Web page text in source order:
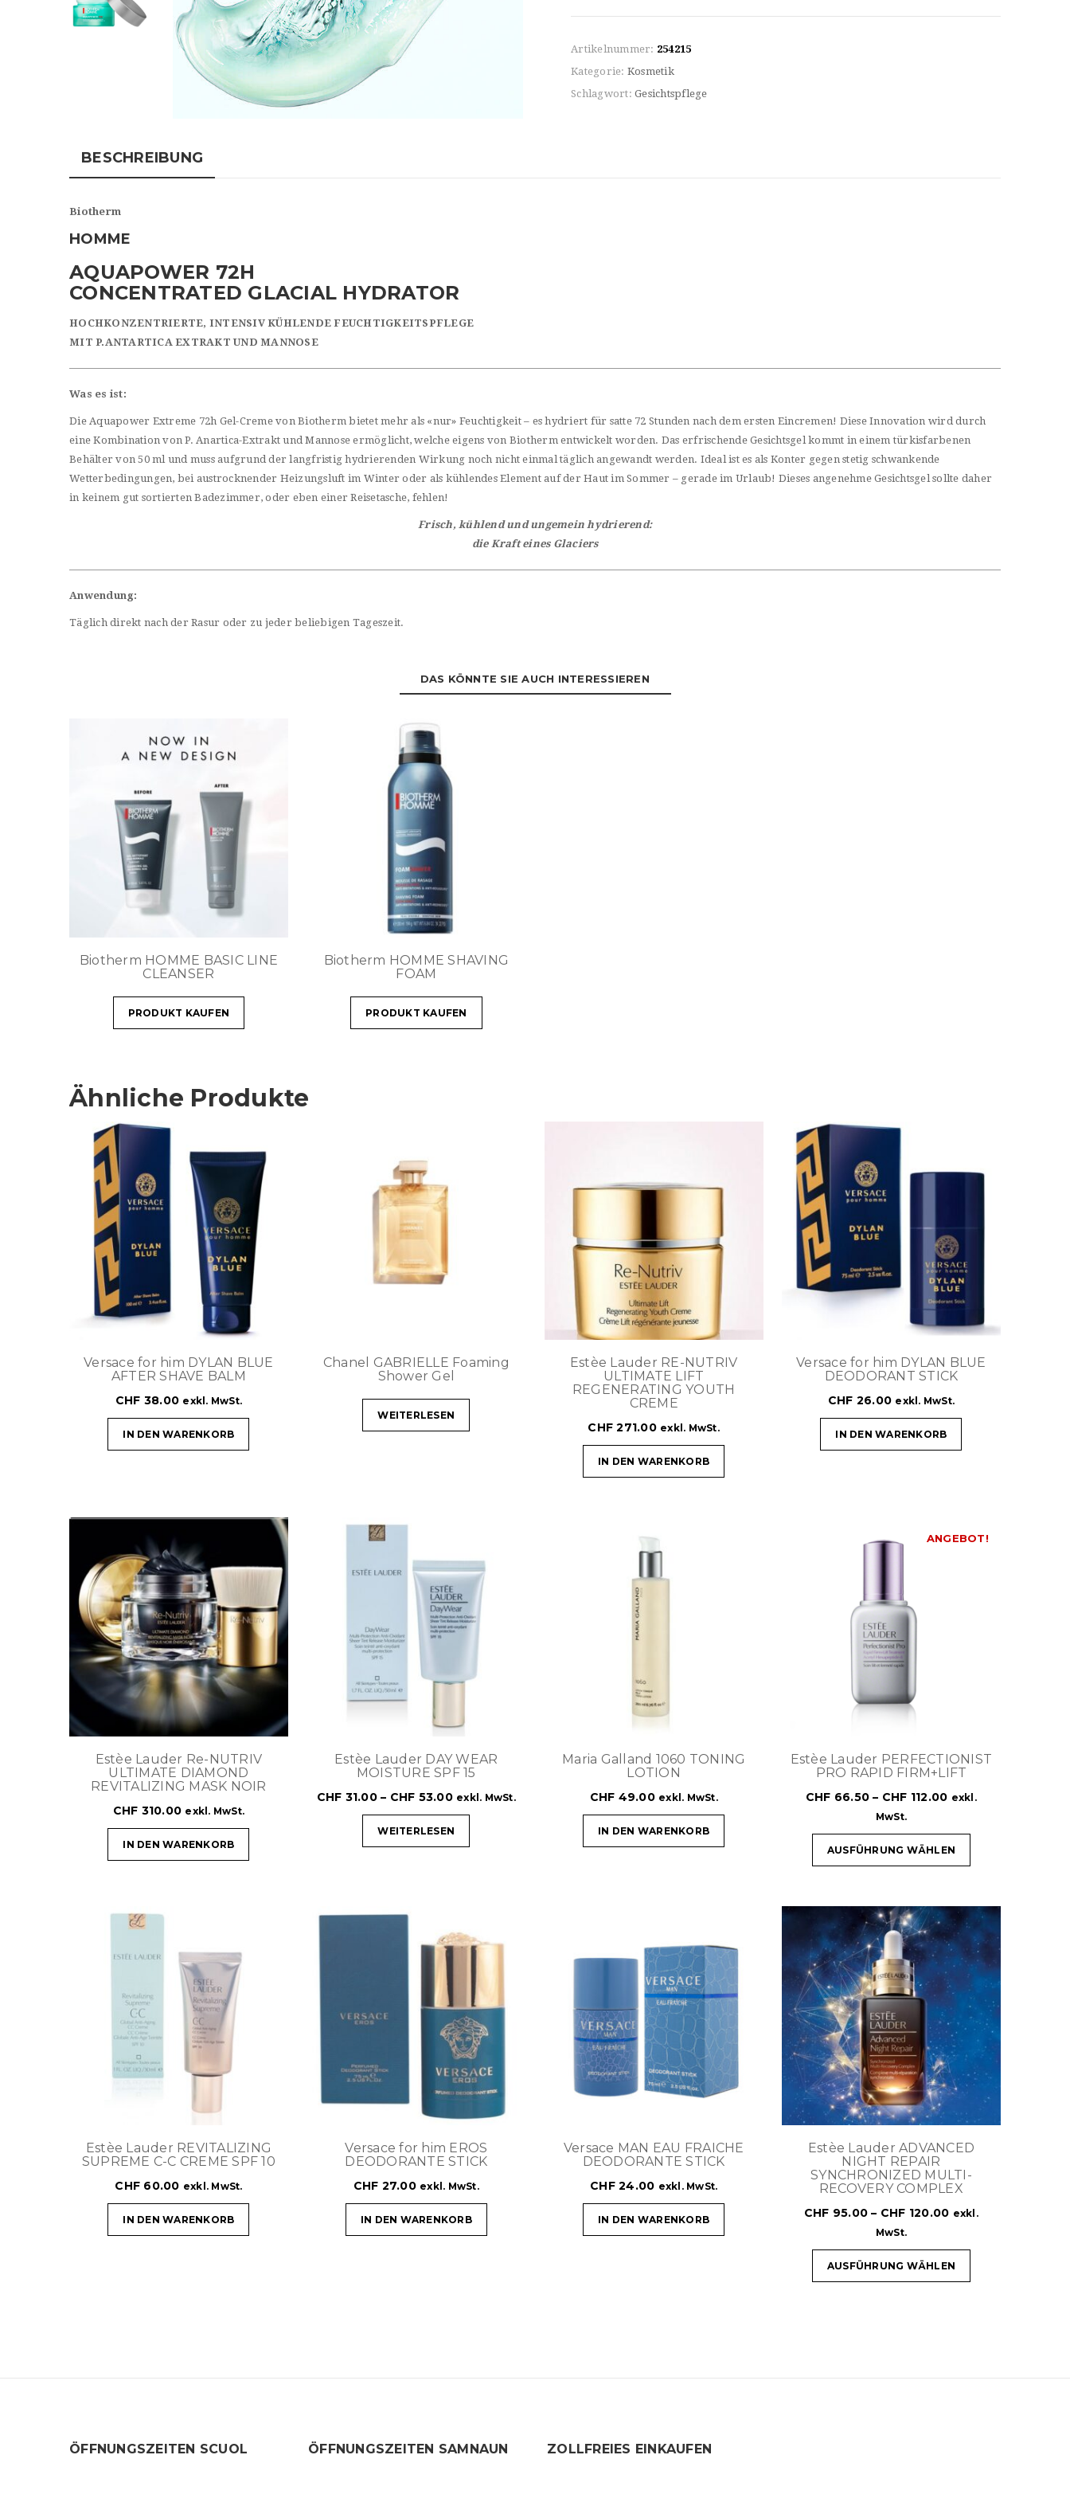
Artikelnummer: 254215
Kategorie: Kosmetik
Schlagwort: Gesichtspflege
BESCHREIBUNG
Biotherm
HOMME
AQUAPOWER 72H
CONCENTRATED GLACIAL HYDRATOR
HOCHKONZENTRIERTE, INTENSIV KÜHLENDE FEUCHTIGKEITSPFLEGE
MIT P.ANTARTICA EXTRAKT UND MANNOSE
Was es ist:
Die Aquapower Extreme 72h Gel-Creme von Biotherm bietet mehr als «nur» Feuchtigkeit – es hydriert für satte 72 Stunden nach dem ersten Eincremen! Diese Innovation wird durch
eine Kombination von P. Anartica-Extrakt und Mannose ermöglicht, welche eigens von Biotherm entwickelt worden. Das erfrischende Gesichtsgel kommt in einem türkisfarbenen
Behälter von 50 ml und muss aufgrund der langfristig hydrierenden Wirkung noch nicht einmal täglich angewandt werden. Ideal ist es als Konter gegen stetig schwankende
Wetterbedingungen, bei austrocknender Heizungsluft im Winter oder als kühlendes Element auf der Haut im Sommer – gerade im Urlaub! Dieses angenehme Gesichtsgel sollte daher
in keinem gut sortierten Badezimmer, oder eben einer Reisetasche, fehlen!
Frisch, kühlend und ungemein hydrierend:
die Kraft eines Glaciers
Anwendung:
Täglich direkt nach der Rasur oder zu jeder beliebigen Tageszeit.
DAS KÖNNTE SIE AUCH INTERESSIEREN
Biotherm HOMME BASIC LINE
CLEANSER
PRODUKT KAUFEN
Biotherm HOMME SHAVING
FOAM
PRODUKT KAUFEN
Ähnliche Produkte
Versace for him DYLAN BLUE
AFTER SHAVE BALM
CHF 38.00 exkl. MwSt.
IN DEN WARENKORB
Chanel GABRIELLE Foaming
Shower Gel
WEITERLESEN
Estèe Lauder RE-NUTRIV
ULTIMATE LIFT
REGENERATING YOUTH
CREME
CHF 271.00 exkl. MwSt.
IN DEN WARENKORB
Versace for him DYLAN BLUE
DEODORANT STICK
CHF 26.00 exkl. MwSt.
IN DEN WARENKORB
Estèe Lauder Re-NUTRIV
ULTIMATE DIAMOND
REVITALIZING MASK NOIR
CHF 310.00 exkl. MwSt.
IN DEN WARENKORB
Estèe Lauder DAY WEAR
MOISTURE SPF 15
CHF 31.00– CHF 53.00 exkl. MwSt.
WEITERLESEN
Maria Galland 1060 TONING
LOTION
CHF 49.00 exkl. MwSt.
IN DEN WARENKORB
ANGEBOT!
Estèe Lauder PERFECTIONIST
PRO RAPID FIRM+LIFT
CHF 66.50 – CHF 112.00 exkl.
MwSt.
AUSFÜHRUNG WÄHLEN
Estèe Lauder REVITALIZING
SUPREME C-C CREME SPF 10
CHF 60.00 exkl. MwSt.
IN DEN WARENKORB
Versace for him EROS
DEODORANTE STICK
CHF 27.00 exkl. MwSt.
IN DEN WARENKORB
Versace MAN EAU FRAICHE
DEODORANTE STICK
CHF24.00 exkl. MwSt.
IN DEN WARENKORB
Estèe Lauder ADVANCED
NIGHT REPAIR
SYNCHRONIZED MULTI-
RECOVERY COMPLEX
CHF 95.00 – CHF 120.00 exkl.
MwSt.
AUSFÜHRUNG WÄHLEN
ÖFFNUNGSZEITEN SCUOL ÖFFNUNGSZEITEN SAMNAUN ZOLLFREIES EINKAUFEN